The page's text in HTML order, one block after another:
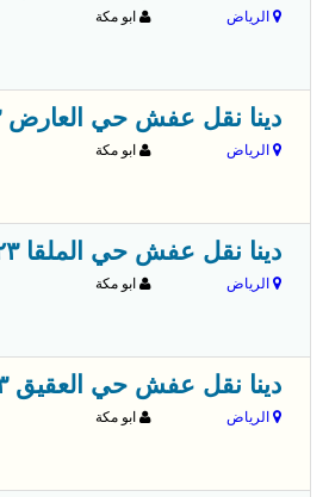
الرياض ابو مكة
دينا نقل عفش حي العارض ٠٥٣٢٩٤٦٤٢٣
الرياض ابو مكة
دينا نقل عفش حي الملقا ٠٥٣٢٩٤٦٤٢٣
الرياض ابو مكة
دينا نقل عفش حي العقيق ٠٥٣٢٩٤٦٤٢٣
الرياض ابو مكة